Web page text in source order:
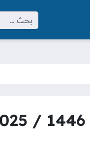
البحث عن: